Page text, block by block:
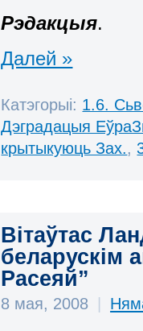
Рэдакцыя.
Далей »
Катэгорыі: 1.6.
Дэградацыя
крытыкуюць Зах.,
Вітаўтас
беларускім
Расеяй”
8 мая, 2008